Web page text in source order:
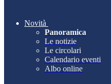
Novità
Panoramica
Le notizie
Le circolari
Calendario eventi
Albo online